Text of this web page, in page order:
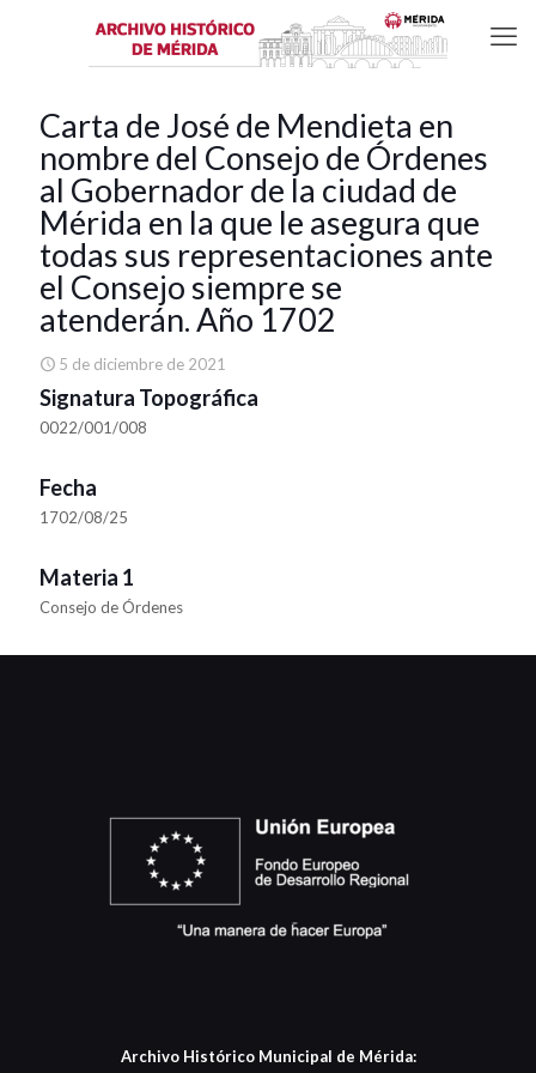
Carta de José de Mendieta en
nombre del Consejo de Órdenes
al Gobernador de la ciudad de
Mérida en la que le asegura que
todas sus representaciones ante
el Consejo siempre se
atenderán. Año 1702
5 de diciembre de 2021
Signatura Topográfica
0022/001/008
Fecha
1702/08/25
Materia 1
Consejo de Órdenes
Archivo Histórico Municipal de Mérida: